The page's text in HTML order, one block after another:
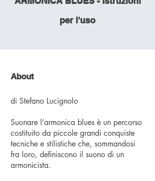
per l'uso
About
di Stefano Lucignolo
Suonare l’armonica blues è un percorso
costituito da piccole grandi conquiste
tecniche e stilistiche che, sommandosi
fra loro, definiscono il suono di un
armonicista.